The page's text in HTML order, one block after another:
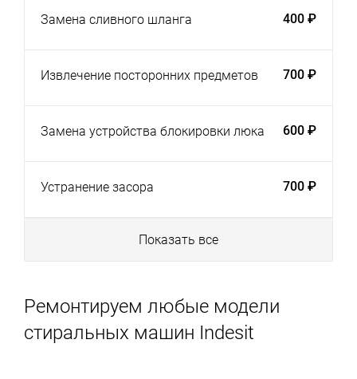
Замена сливного шланга 400 ₽
Извлечение посторонних предметов 700 ₽
Замена устройства блокировки люка 600 ₽
Устранение засора 700 ₽
Показать все
Ремонтируем любые модели
стиральных машин Indesit